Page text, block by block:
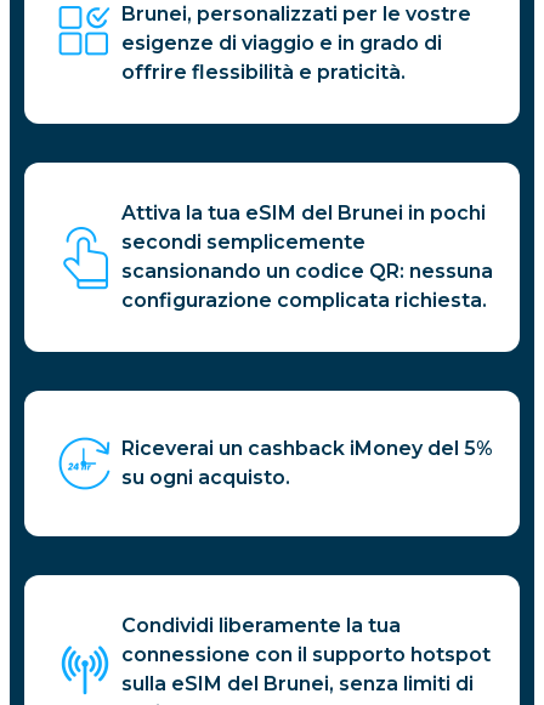
Brunei, personalizzati per le vostre
esigenze di viaggio e in grado di
offrire flessibilità e praticità.
Attiva la tua eSIM del Brunei in pochi
secondi semplicemente
scansionando un codice QR: nessuna
configurazione complicata richiesta.
Riceverai un cashback iMoney del 5%
su ogni acquisto.
Condividi liberamente la tua
connessione con il supporto hotspot
sulla eSIM del Brunei, senza limiti di